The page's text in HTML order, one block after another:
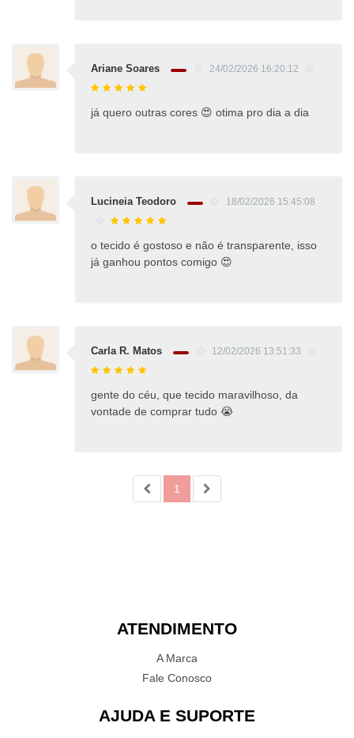
Ariane Soares 24/02/2026 16:20:12
já quero outras cores 😍 otima pro dia a dia
Lucineia Teodoro 18/02/2026 15:45:08
o tecido é gostoso e não é transparente, isso
já ganhou pontos comigo 😍
Carla R. Matos 12/02/2026 13:51:33
gente do céu, que tecido maravilhoso, da
vontade de comprar tudo 😭
1
ATENDIMENTO
A Marca
Fale Conosco
AJUDA E SUPORTE